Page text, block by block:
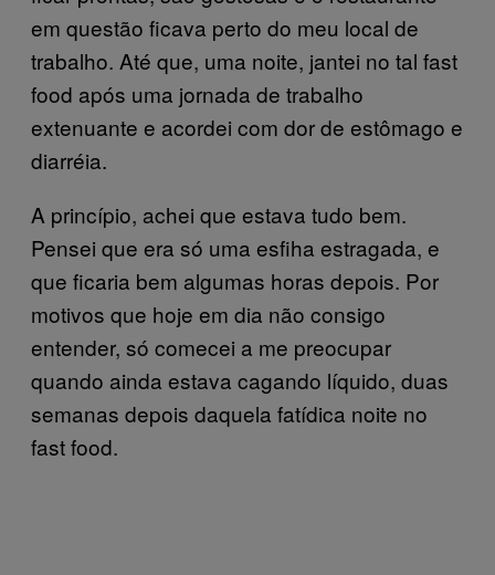
em questão ficava perto do meu local de
trabalho. Até que, uma noite, jantei no tal fast
food após uma jornada de trabalho
extenuante e acordei com dor de estômago e
diarréia.
A princípio, achei que estava tudo bem.
Pensei que era só uma esfiha estragada, e
que ficaria bem algumas horas depois. Por
motivos que hoje em dia não consigo
entender, só comecei a me preocupar
quando ainda estava cagando líquido, duas
semanas depois daquela fatídica noite no
fast food.